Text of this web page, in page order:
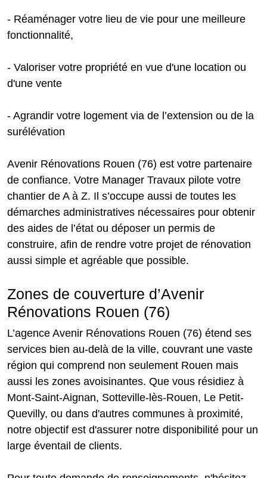
- Réaménager votre lieu de vie pour une meilleure
fonctionnalité,
- Valoriser votre propriété en vue d'une location ou
d'une vente
- Agrandir votre logement via de l’extension ou de la
surélévation
Avenir Rénovations Rouen (76) est votre partenaire
de confiance. Votre Manager Travaux pilote votre
chantier de A à Z. Il s’occupe aussi de toutes les
démarches administratives nécessaires pour obtenir
des aides de l’état ou déposer un permis de
construire, afin de rendre votre projet de rénovation
aussi simple et agréable que possible.
Zones de couverture d’Avenir
Rénovations Rouen (76)
L’agence Avenir Rénovations Rouen (76) étend ses
services bien au-delà de la ville, couvrant une vaste
région qui comprend non seulement Rouen mais
aussi les zones avoisinantes. Que vous résidiez à
Mont-Saint-Aignan, Sotteville-lès-Rouen, Le Petit-
Quevilly, ou dans d'autres communes à proximité,
notre objectif est d'assurer notre disponibilité pour un
large éventail de clients.